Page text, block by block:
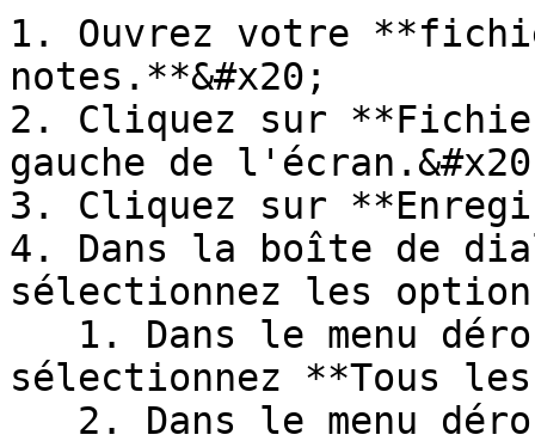
1. Ouvrez votre
notes.**&#x20;
2. Cliquez sur
gauche de
3. Cliquez sur
4. Dans la boîte de
sélectionnez les
sélectionnez **Tous